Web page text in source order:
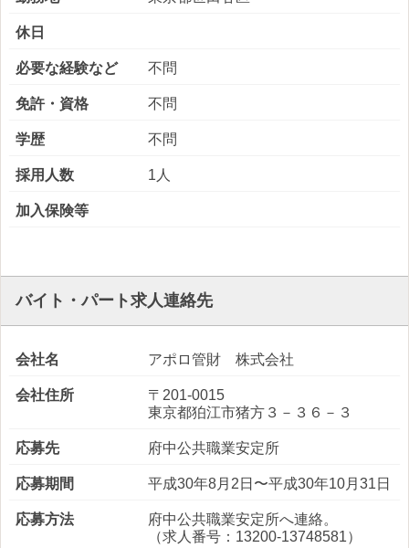
休日
必要な経験など 不問
免許・資格 不問
学歴 不問
採用人数 1人
加入保険等
バイト・パート求人連絡先
会社名 アポロ管財 株式会社
会社住所
〒201-0015
東京都狛江市猪方３－３６－３
応募先 府中公共職業安定所
応募期間 平成30年8月2日〜平成30年10月31日
応募方法
府中公共職業安定所へ連絡。
（求人番号：13200-13748581）